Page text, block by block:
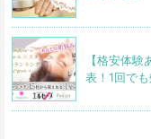
【格安体
表！1回で